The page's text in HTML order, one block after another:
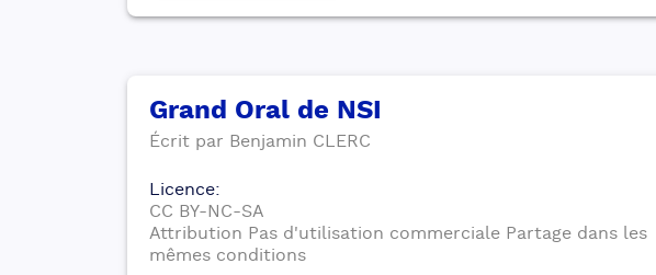
Grand Oral de NSI
Écrit par Benjamin CLERC
Licence:
CC BY-NC-SA
Attribution Pas d'utilisation commerciale Partage dans les
mêmes conditions